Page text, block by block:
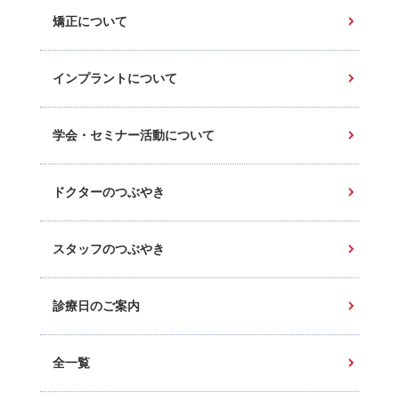
矯正について
インプラントについて
学会・セミナー活動について
ドクターのつぶやき
スタッフのつぶやき
診療日のご案内
全一覧